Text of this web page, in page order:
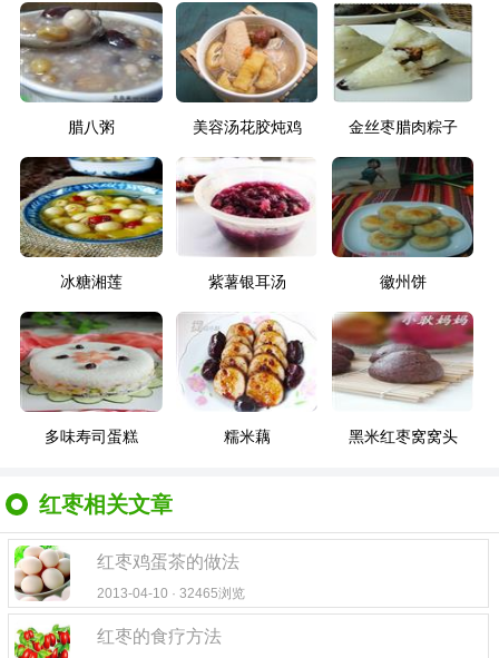
腊八粥 美容汤花胶炖鸡 金丝枣腊肉粽子
冰糖湘莲 紫薯银耳汤 徽州饼
多味寿司蛋糕 糯米藕 黑米红枣窝窝头
红枣相关文章
红枣鸡蛋茶的做法
2013-04-10 · 32465浏览
红枣的食疗方法